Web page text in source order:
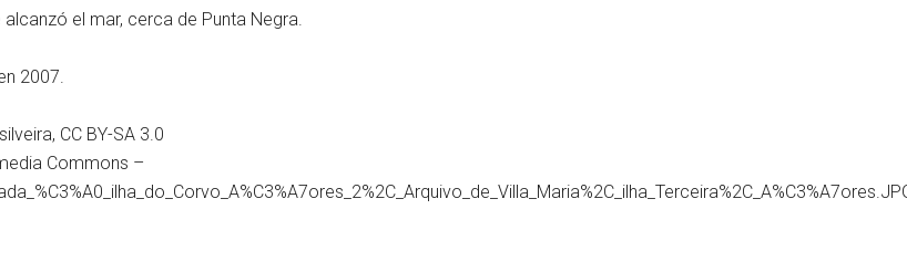
el mar, cerca de Punta Negra.
2007.
CC BY-SA 3.0
Commons –